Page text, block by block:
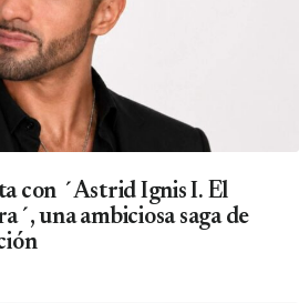
con ´Astrid Ignis I. El
una ambiciosa saga de